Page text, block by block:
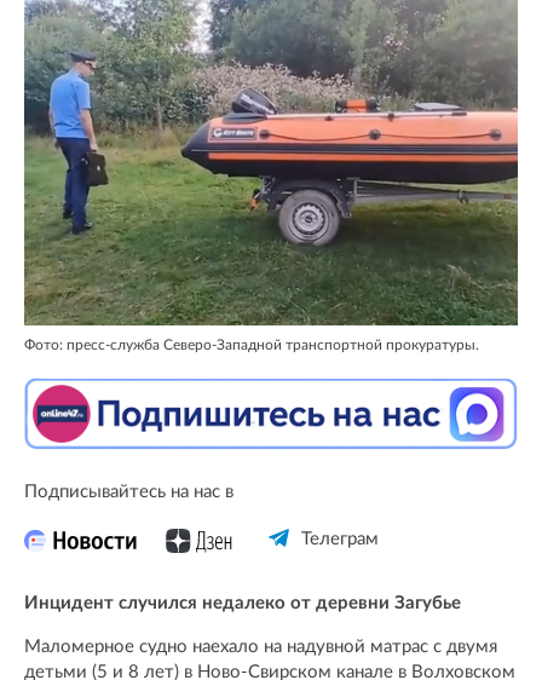
Фото: пресс-служба Северо-Западной транспортной прокуратуры.
Подписывайтесь на нас в
Телеграм
Инцидент случился недалеко от деревни Загубье
Маломерное судно наехало на надувной матрас с двумя
детьми (5 и 8 лет) в Ново-Свирском канале в Волховском